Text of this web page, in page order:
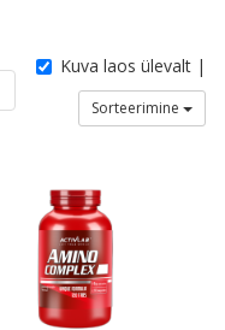
Kuva laos ülevalt |
Sorteerimine